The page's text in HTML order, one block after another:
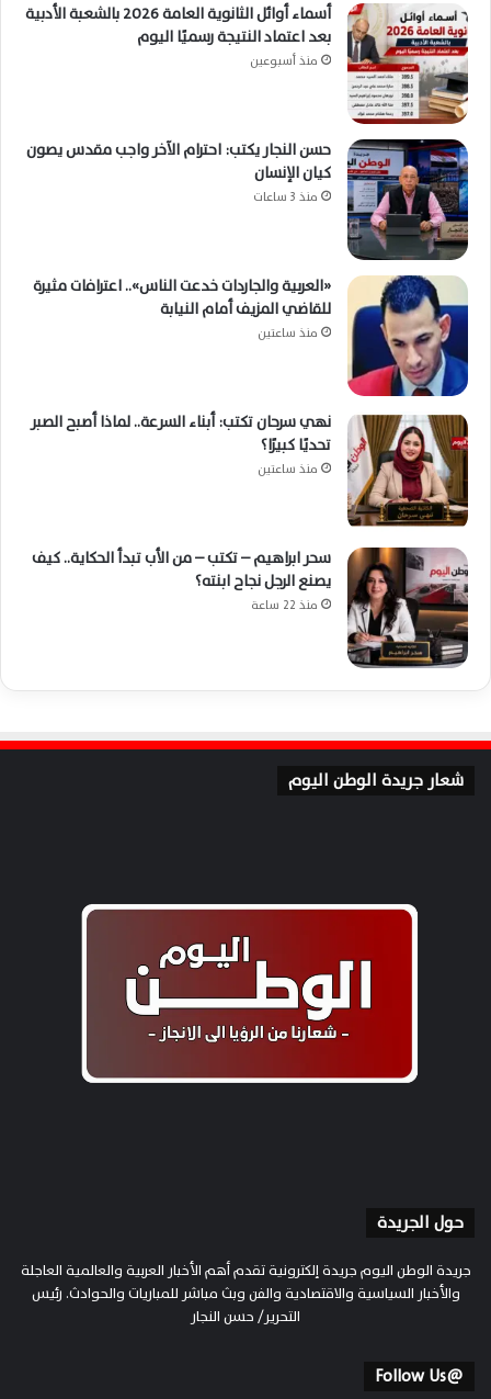
أسماء أوائل الثانوية العامة 2026 بالشعبة الأدبية
بعد اعتماد النتيجة رسميًا اليوم
منذ أسبوعين
حسن النجار يكتب: احترام الآخر واجب مقدس يصون
كيان الإنسان
منذ 3 ساعات
«العربية والجاردات خدعت الناس».. اعترافات مثيرة
للقاضي المزيف أمام النيابة
منذ ساعتين
نهي سرحان تكتب: أبناء السرعة.. لماذا أصبح الصبر
تحديًا كبيرًا؟
منذ ساعتين
سحر ابراهيم – تكتب – من الأب تبدأ الحكاية.. كيف
يصنع الرجل نجاح ابنته؟
منذ 22 ساعة
شعار جريدة الوطن اليوم
حول الجريدة
جريدة الوطن اليوم جريدة إلكترونية تقدم أهم الأخبار العربية والعالمية العاجلة
والأخبار السياسية والاقتصادية والفن وبث مباشر للمباريات والحوادث. رئيس
التحرير/ حسن النجار
@Follow Us